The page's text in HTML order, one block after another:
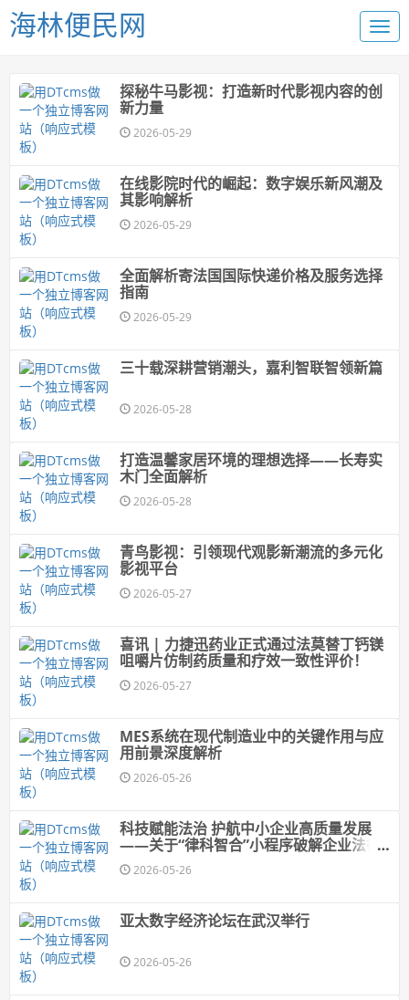
海林便民网
探秘牛马影视：打造新时代影视内容的创
新力量
2026-05-29
在线影院时代的崛起：数字娱乐新风潮及
其影响解析
2026-05-29
全面解析寄法国国际快递价格及服务选择
指南
2026-05-29
三十载深耕营销潮头，嘉利智联智领新篇
2026-05-28
打造温馨家居环境的理想选择——长寿实
木门全面解析
2026-05-28
青鸟影视：引领现代观影新潮流的多元化
影视平台
2026-05-27
喜讯 | 力捷迅药业正式通过法莫替丁钙镁
咀嚼片仿制药质量和疗效一致性评价！
2026-05-27
MES系统在现代制造业中的关键作用与应
用前景深度解析
2026-05-26
科技赋能法治 护航中小企业高质量发展
——关于“律科智合”小程序破解企业法律
合规困局的思考
2026-05-26
亚太数字经济论坛在武汉举行
2026-05-26